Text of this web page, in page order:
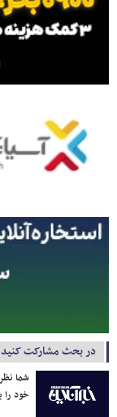
در بحث مشارکت کنید
شما
خود را